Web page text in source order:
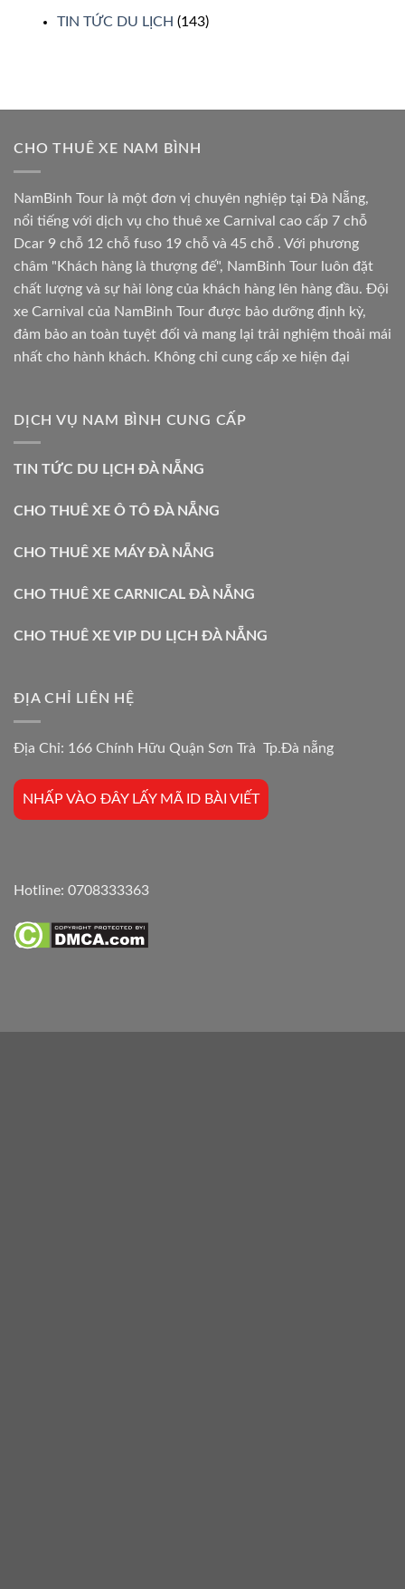
TIN TỨC DU LỊCH (143)
CHO THUÊ XE NAM BÌNH
NamBinh Tour là một đơn vị chuyên nghiệp tại Đà Nẵng,
nổi tiếng với dịch vụ cho thuê xe Carnival cao cấp 7 chỗ
Dcar 9 chỗ 12 chỗ fuso 19 chỗ và 45 chỗ . Với phương
châm "Khách hàng là thượng đế", NamBinh Tour luôn đặt
chất lượng và sự hài lòng của khách hàng lên hàng đầu. Đội
xe Carnival của NamBinh Tour được bảo dưỡng định kỳ,
đảm bảo an toàn tuyệt đối và mang lại trải nghiệm thoải mái
nhất cho hành khách. Không chỉ cung cấp xe hiện đại
DỊCH VỤ NAM BÌNH CUNG CẤP
TIN TỨC DU LỊCH ĐÀ NẴNG
CHO THUÊ XE Ô TÔ ĐÀ NẴNG
CHO THUÊ XE MÁY ĐÀ NẴNG
CHO THUÊ XE CARNICAL ĐÀ NẴNG
CHO THUÊ XE VIP DU LỊCH ĐÀ NẴNG
ĐỊA CHỈ LIÊN HỆ
Địa Chỉ: 166 Chính Hữu Quận Sơn Trà Tp.Đà nẵng
NHẤP VÀO ĐÂY LẤY MÃ ID BÀI VIẾT
Hotline: 0708333363